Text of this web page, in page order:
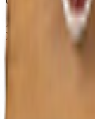
Адрес: 247210,
Жлобин, ул.